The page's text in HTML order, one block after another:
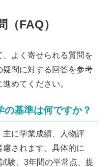
（FAQ）
よく寄せられる質問を
疑問に対する回答を参考
めてください。
基準は何ですか？
に学業成績、人物評
されます。具体的に
験、3年間の平常点、提